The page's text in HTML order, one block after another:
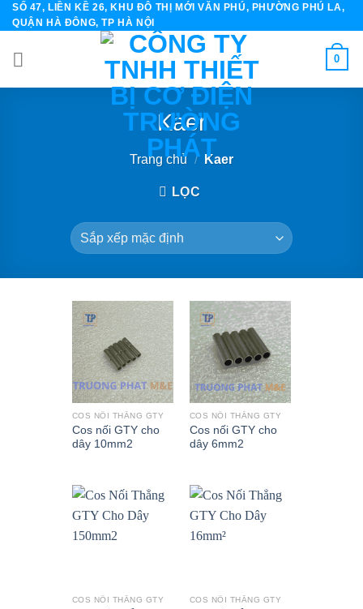
Skip
to
content
SỐ 47, LIỀN KỀ 26, KHU ĐÔ THỊ MỚI VĂN PHÚ, PHƯỜNG PHÚ LA,
QUẬN HÀ ĐÔNG, TP HÀ NỘI
0
Kaer
Trang chủ / Kaer
LỌC
COS NỐI THẲNG GTY
Cos nối GTY cho
dây 10mm2
COS NỐI THẲNG GTY
Cos nối GTY cho
dây 6mm2
COS NỐI THẲNG GTY COS NỐI THẲNG GTY